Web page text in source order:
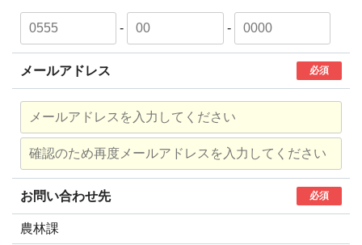
- -
メールアドレス 必須
お問い合わせ先 必須
農林課